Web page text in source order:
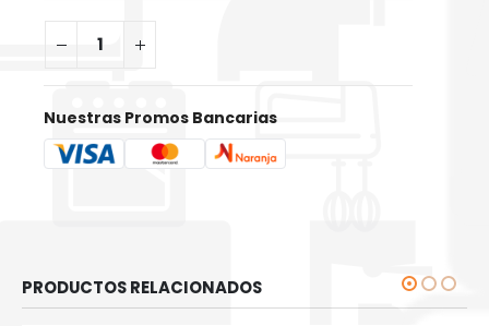
Nuestras Promos Bancarias
PRODUCTOS RELACIONADOS